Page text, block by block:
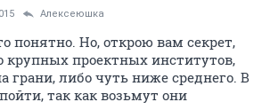
Алексеюшка
понятно. Но, открою вам секрет,
крупных проектных институтов,
грани, либо чуть ниже среднего. В
так как возьмут они